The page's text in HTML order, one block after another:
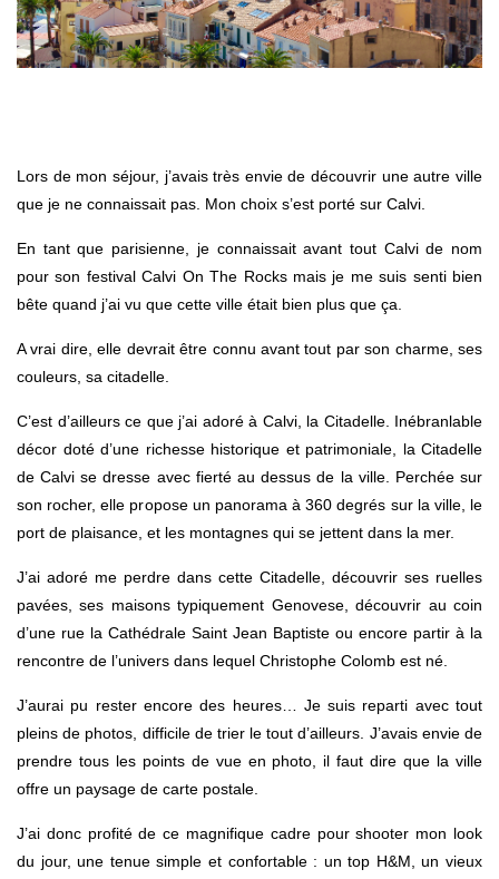
Lors de mon séjour, j’avais très envie de découvrir une autre ville
que je ne connaissait pas. Mon choix s’est porté sur Calvi.
En tant que parisienne, je connaissait avant tout Calvi de nom
pour son festival Calvi On The Rocks mais je me suis senti bien
bête quand j’ai vu que cette ville était bien plus que ça.
A vrai dire, elle devrait être connu avant tout par son charme, ses
couleurs, sa citadelle.
C’est d’ailleurs ce que j’ai adoré à Calvi, la Citadelle. Inébranlable
décor doté d’une richesse historique et patrimoniale, la Citadelle
de Calvi se dresse avec fierté au dessus de la ville. Perchée sur
son rocher, elle propose un panorama à 360 degrés sur la ville, le
port de plaisance, et les montagnes qui se jettent dans la mer.
J’ai adoré me perdre dans cette Citadelle, découvrir ses ruelles
pavées, ses maisons typiquement Genovese, découvrir au coin
d’une rue la Cathédrale Saint Jean Baptiste ou encore partir à la
rencontre de l’univers dans lequel Christophe Colomb est né.
J’aurai pu rester encore des heures… Je suis reparti avec tout
pleins de photos, difficile de trier le tout d’ailleurs. J’avais envie de
prendre tous les points de vue en photo, il faut dire que la ville
offre un paysage de carte postale.
J’ai donc profité de ce magnifique cadre pour shooter mon look
du jour, une tenue simple et confortable : un top H&M, un vieux